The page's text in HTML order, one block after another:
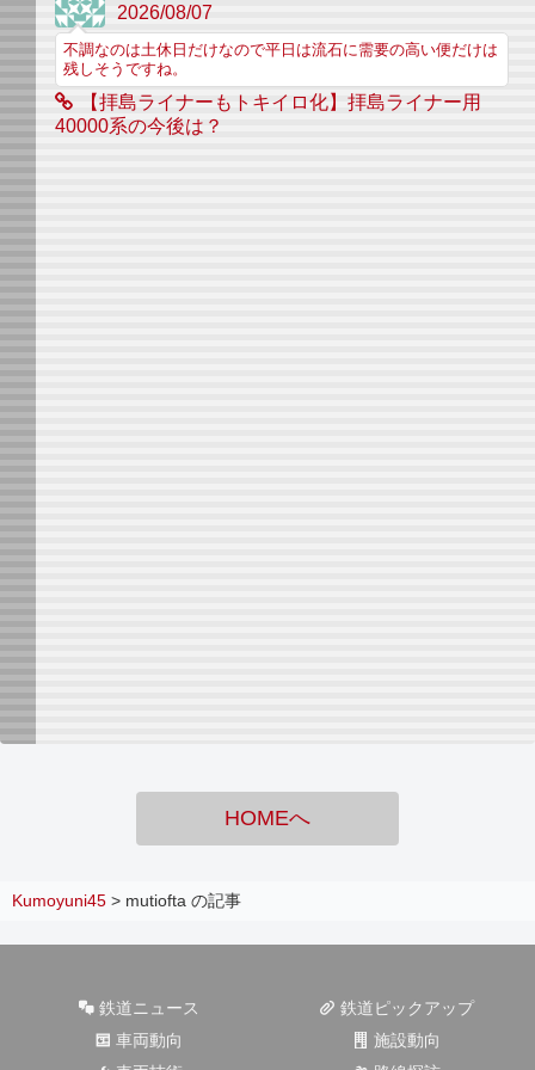
2026/08/07
不調なのは土休日だけなので平日は流石に需要の高い便だけは
残しそうですね。
【拝島ライナーもトキイロ化】拝島ライナー用
40000系の今後は？
HOMEへ
Kumoyuni45 > mutiofta の記事
鉄道ニュース
鉄道ピックアップ
車両動向
施設動向